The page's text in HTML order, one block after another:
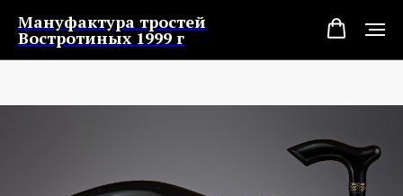
Мануфактура тростей
Востротиных 1999 г